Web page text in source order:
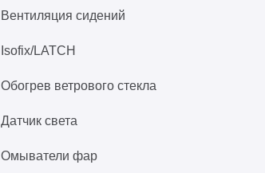
Вентиляция сидений
Isofix/LATCH
Обогрев ветрового стекла
Датчик света
Омыватели фар